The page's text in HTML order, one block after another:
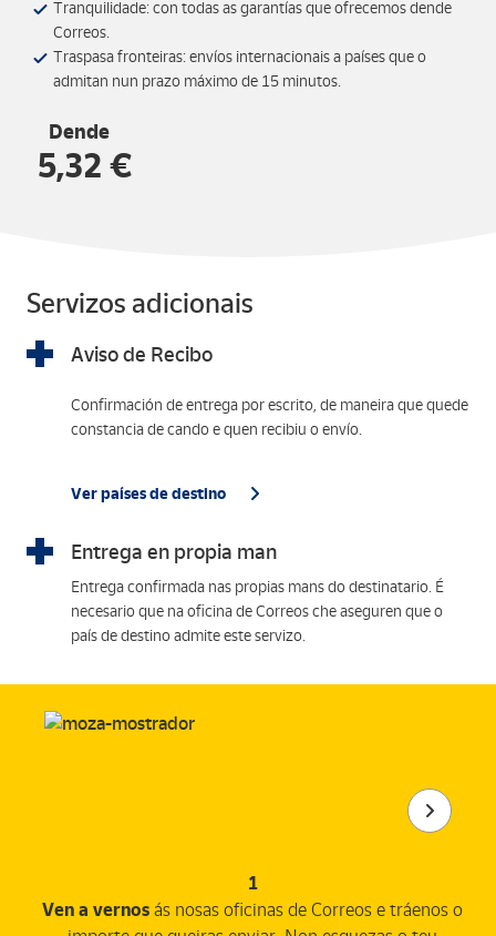
Tranquilidade: con todas as garantías que ofrecemos dende
Correos.
Traspasa fronteiras: envíos internacionais a países que o
admitan nun prazo máximo de 15 minutos.
Dende
5,32 €
Servizos adicionais
Aviso de Recibo
Confirmación de entrega por escrito, de maneira que quede
constancia de cando e quen recibiu o envío.
Ver países de destino
Entrega en propia man
Entrega confirmada nas propias mans do destinatario. É
necesario que na oficina de Correos che aseguren que o
país de destino admite este servizo.
1
Ven a vernos ás nosas oficinas de Correos e tráenos o